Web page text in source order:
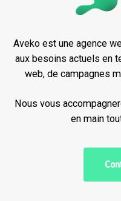
Aveko est une agence
aux besoins actuels en
web, de campagnes
Nous vous
en main
Con